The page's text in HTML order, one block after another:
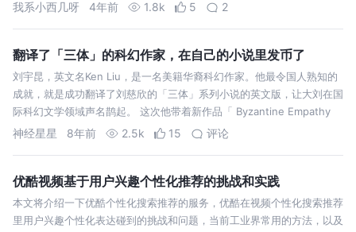
我系小西几呀 4年前 1.8k 5 2
翻译了「三体」的科幻作家，在自己的小说里发币了
刘宇昆，英文名Ken Liu，是一名美籍华裔科幻作家。他最令国人熟知的
成就，就是成功翻译了刘慈欣的「三体」系列小说的英文版，让大刘在国
际科幻文学领域声名鹊起。 这次他带着新作品「 Byzantine Empathy
拜占庭移情」，把 VR 技术和区块链都融合进了小说，甚至他还在…
神经星星 8年前 2.5k 15 评论
优酷视频基于用户兴趣个性化推荐的挑战和实践
本文将介绍一下优酷个性化搜索推荐的服务，优酷在视频个性化搜索推荐
里用户兴趣个性化表达碰到的挑战和问题，当前工业界常用的方法，以及